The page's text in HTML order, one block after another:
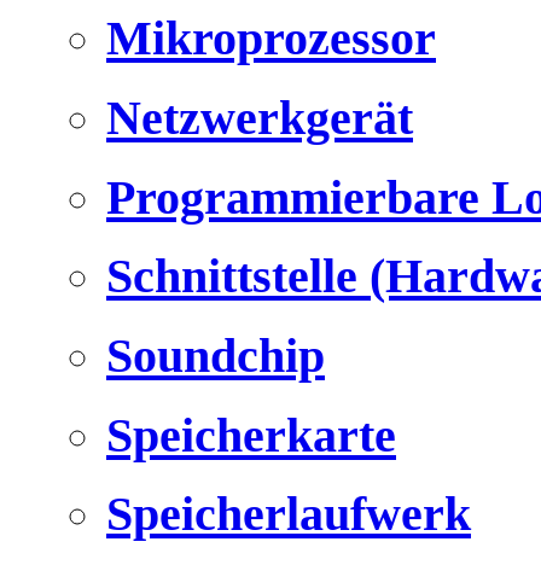
Mikroprozessor
Netzwerkgerät
Programmierbare
Schnittstelle
Soundchip
Speicherkarte
Speicherlaufwerk